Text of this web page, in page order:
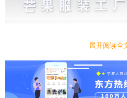
展开阅读全